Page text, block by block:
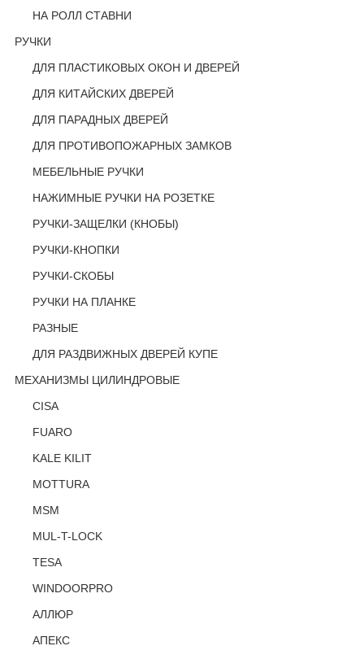
НА РОЛЛ СТАВНИ
РУЧКИ
ДЛЯ ПЛАСТИКОВЫХ ОКОН И ДВЕРЕЙ
ДЛЯ КИТАЙСКИХ ДВЕРЕЙ
ДЛЯ ПАРАДНЫХ ДВЕРЕЙ
ДЛЯ ПРОТИВОПОЖАРНЫХ ЗАМКОВ
МЕБЕЛЬНЫЕ РУЧКИ
НАЖИМНЫЕ РУЧКИ НА РОЗЕТКЕ
РУЧКИ-ЗАЩЕЛКИ (КНОБЫ)
РУЧКИ-КНОПКИ
РУЧКИ-СКОБЫ
РУЧКИ НА ПЛАНКЕ
РАЗНЫЕ
ДЛЯ РАЗДВИЖНЫХ ДВЕРЕЙ КУПЕ
МЕХАНИЗМЫ ЦИЛИНДРОВЫЕ
CISA
FUARO
KALE KILIT
MOTTURA
MSM
MUL-T-LOCK
TESA
WINDOORPRO
АЛЛЮР
АПЕКС